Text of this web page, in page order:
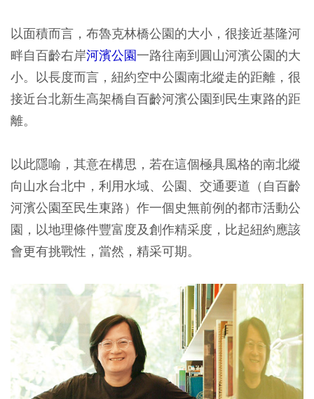
以面積而言，布魯克林橋公園的大小，很接近基隆河
畔自百齡右岸河濱公園一路往南到圓山河濱公園的大
小。以長度而言，紐約空中公園南北縱走的距離，很
接近台北新生高架橋自百齡河濱公園到民生東路的距
離。
以此隱喻，其意在構思，若在這個極具風格的南北縱
向山水台北中，利用水域、公園、交通要道（自百齡
河濱公園至民生東路）作一個史無前例的都市活動公
園，以地理條件豐富度及創作精采度，比起紐約應該
會更有挑戰性，當然，精采可期。